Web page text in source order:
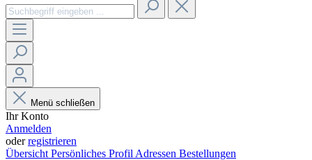
Menü schließen
Ihr Konto
Anmelden
oderregistrieren
Übersicht Persönliches Profil Adressen Bestellungen